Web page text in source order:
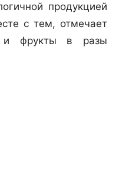
продукцией
с тем, отмечает
и фрукты в разы